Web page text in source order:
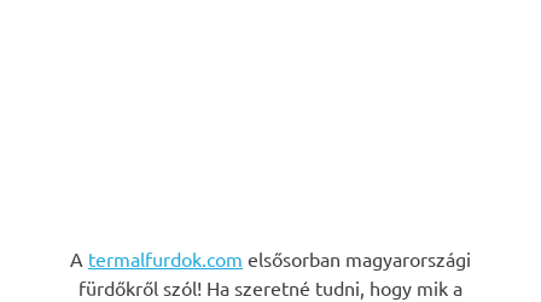
A termalfurdok.com elsősorban magyarországi
fürdőkről szól! Ha szeretné tudni, hogy mik a